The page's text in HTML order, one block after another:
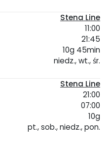
Stena Line
11:00
21:45
10g 45min
niedz., wt., śr.
Stena Line
21:00
07:00
10g
pt., sob., niedz., pon.